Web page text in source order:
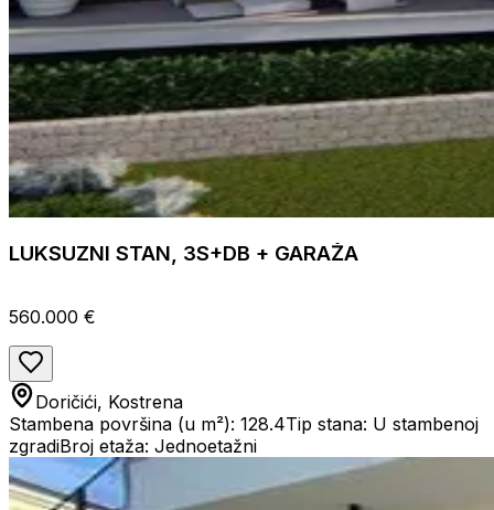
LUKSUZNI STAN, 3S+DB + GARAŽA
560.000 €
Doričići, Kostrena
Stambena površina (u m²): 128.4Tip stana: U stambenoj
zgradiBroj etaža: Jednoetažni